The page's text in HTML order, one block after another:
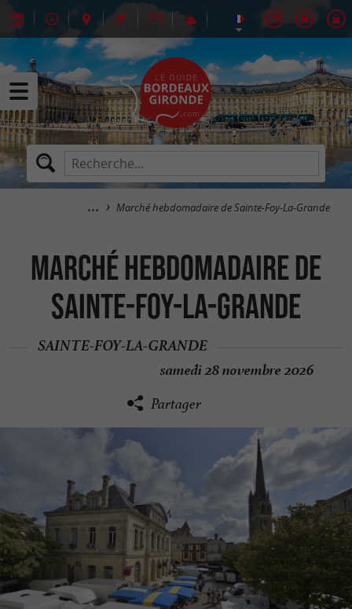
Marché hebdomadaire de Sainte-Foy-La-Grande
Marché hebdomadaire de
Sainte-Foy-La-Grande
SAINTE-FOY-LA-GRANDE
samedi 28 novembre 2026
Partager